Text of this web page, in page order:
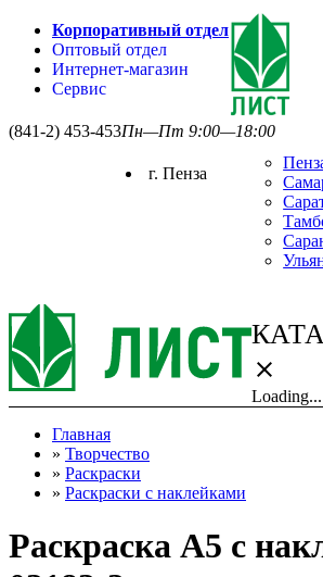
Корпоративный отдел
Оптовый отдел
Интернет-магазин
Сервис
(841-2) 453-453Пн—Пт 9:00—18:00
г. Пенза
close
Loading...
Главная
» Творчество
» Раскраски
» Раскраски с наклейками
Раскраска А5 с